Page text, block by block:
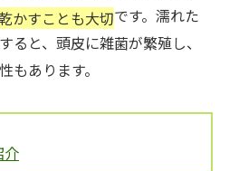
かすことも大切です。濡れた
ると、頭皮に雑菌が繁殖し、
もあります。
介